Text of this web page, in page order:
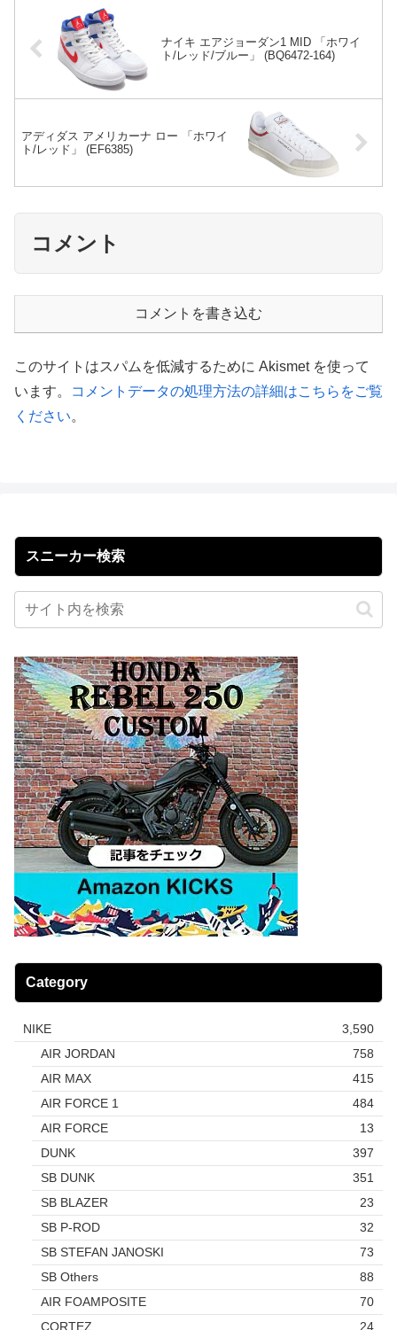
ナイキ エアジョーダン1 MID 「ホワイ
ト/レッド/ブルー」 (BQ6472-164)
アディダス アメリカーナ ロー 「ホワイ
ト/レッド」 (EF6385)
コメント
コメントを書き込む
このサイトはスパムを低減するために Akismet を使って
います。
コメントデータの処理方法の詳細はこちらをご覧
ください。
スニーカー検索
Category
NIKE
3,590
AIR JORDAN
758
AIR MAX
415
AIR FORCE 1
484
AIR FORCE
13
DUNK
397
SB DUNK
351
SB BLAZER
23
SB P-ROD
32
SB STEFAN JANOSKI
73
SB Others
88
AIR FOAMPOSITE
70
CORTEZ
24